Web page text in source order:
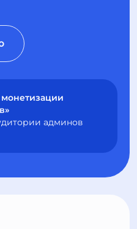
админов